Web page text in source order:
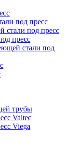
под пресс
стали под пресс
пресс
стали под
трубы
Valtec
Viega